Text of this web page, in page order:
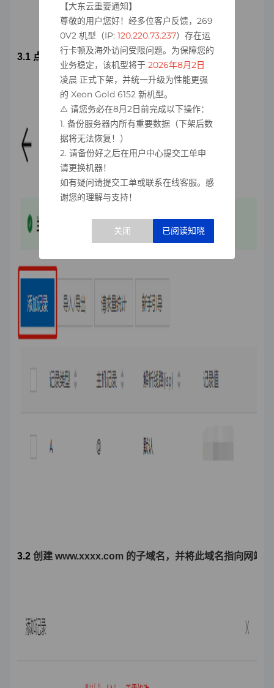
3.1 点击“添加记录”按钮
3.2 创建 www.xxxx.com 的子域名，并将此域名指向网站
【大东云重要通知】
尊敬的用户您好！经多位客户反馈，269
0V2 机型（IP: 120.220.73.237）存在运
行卡顿及海外访问受限问题。为保障您的
业务稳定，该机型将于 2026年8月2日
凌晨 正式下架，并统一升级为性能更强
的 Xeon Gold 6152 新机型。
⚠️ 请您务必在8月2日前完成以下操作：
1. 备份服务器内所有重要数据（下架后数
据将无法恢复！）
2. 请备份好之后在用户中心提交工单申
请更换机器！
如有疑问请提交工单或联系在线客服。感
谢您的理解与支持！